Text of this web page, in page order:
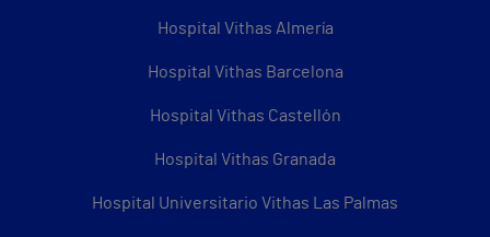
Hospital Vithas Almería
Hospital Vithas Barcelona
Hospital Vithas Castellón
Hospital Vithas Granada
Hospital Universitario Vithas Las Palmas